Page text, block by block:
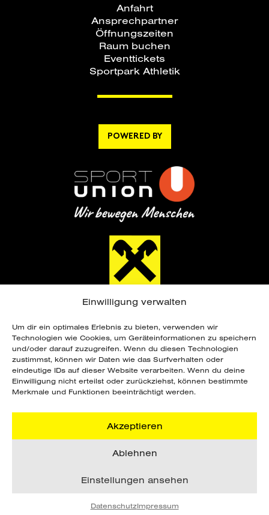
Einwilligung verwalten
Um dir ein optimales Erlebnis zu bieten, verwenden wir
Technologien wie Cookies, um Geräteinformationen zu speichern
und/oder darauf zuzugreifen. Wenn du diesen Technologien
zustimmst, können wir Daten wie das Surfverhalten oder
eindeutige IDs auf dieser Website verarbeiten. Wenn du deine
Einwilligung nicht erteilst oder zurückziehst, können bestimmte
Merkmale und Funktionen beeinträchtigt werden.
Akzeptieren
Ablehnen
Einstellungen ansehen
DatenschutzImpressum
Anfahrt
Ansprechpartner
Öffnungszeiten
Raum buchen
Eventtickets
Sportpark Athletik
POWERED BY
Copyright ©2026 Sportunion Steiermark. Alle
Rechte vorbehalten. Webdesign by
DATENSCHUTZ
IMPRESSUM